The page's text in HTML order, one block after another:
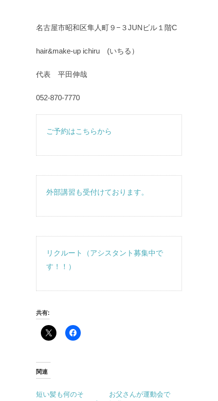
名古屋市昭和区隼人町９−３JUNビル１階C
hair&make-up ichiru (いちる）
代表 平田伸哉
052-870-7770
ご予約はこちらから
外部講習も受付けております。
リクルート（アシスタント募集中で
す！！）
共有:
関連
短い髪も何のそ
お父さんが運動会で